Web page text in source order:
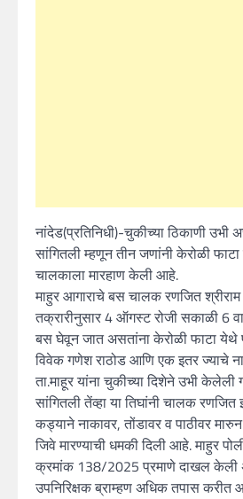
नांदेड(प्रतिनिधी)-चुकीच्या ठिकाणी उभी
सांगितली म्हणून तीन जणांनी केरोळी
चालकाला मारहाण केली आहे.
माहुर आगाराचे बस चालक रणजित श्रीराम
तक्रारीनुसार 4 ऑगस्ट रोजी सकाळी 6
बस घेवून जात असतांना केरोळी फाटा येथे
विवेक गणेश राठोड आणि एक इतर ज्याचे
ता.माहूर यांना चुकीच्या दिशेने उभी केलेली
सांगितली तेंव्हा या तिघांनी चालक रणजित
कड्याने नाकावर, तोंडावर व पाठीवर
जिवे मारण्याची धमकी दिली आहे. माहुर
क्रमांक 138/2025 प्रमाणे दाखल केली
उपनिरिक्षक ब्राम्हण अधिक तपास करीत